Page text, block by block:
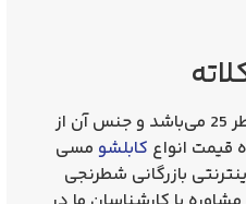
کابلشو مسی 25 کلاته دارای قطر 25 می‌باشد و جنس آن از
انواع کابلشو مسی
بازرگانی شطرنجی